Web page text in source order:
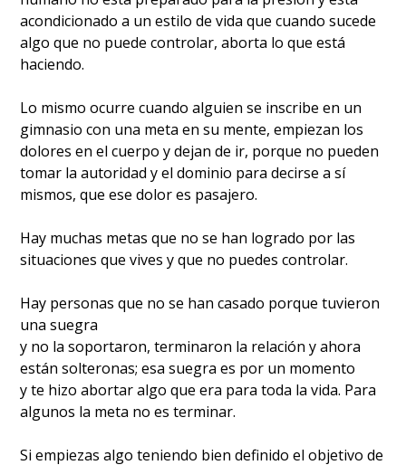
acondicionado a un estilo de vida que cuando sucede
algo que no puede controlar, aborta lo que está
haciendo.
Lo mismo ocurre cuando alguien se inscribe en un
gimnasio con una meta en su mente, empiezan los
dolores en el cuerpo y dejan de ir, porque no pueden
tomar la autoridad y el dominio para decirse a sí
mismos, que ese dolor es pasajero.
Hay muchas metas que no se han logrado por las
situaciones que vives y que no puedes controlar.
Hay personas que no se han casado porque tuvieron
una suegra
y no la soportaron, terminaron la relación y ahora
están solteronas; esa suegra es por un momento
y te hizo abortar algo que era para toda la vida. Para
algunos la meta no es terminar.
Si empiezas algo teniendo bien definido el objetivo de